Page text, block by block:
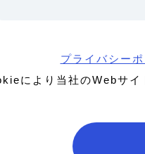
プライバシー
により当社のWebサ